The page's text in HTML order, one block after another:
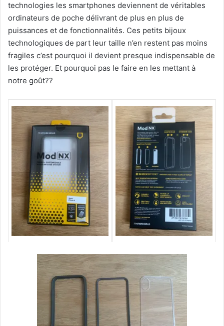
technologies les smartphones deviennent de véritables
ordinateurs de poche délivrant de plus en plus de
puissances et de fonctionnalités. Ces petits bijoux
technologiques de part leur taille n’en restent pas moins
fragiles c’est pourquoi il devient presque indispensable de
les protéger. Et pourquoi pas le faire en les mettant à
notre goût??